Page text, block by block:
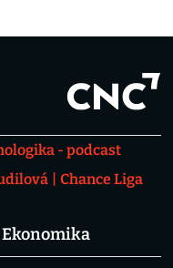
- podcast
Chance Liga
Ekonomika